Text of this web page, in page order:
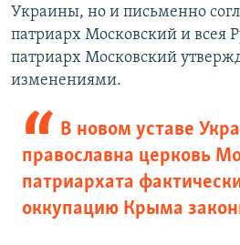
Украины, но и письменно
патриарх Московский и всея
патриарх Московский
изменениями.
В новом уставе
православна церковь
патриархата
оккупацию Крыма